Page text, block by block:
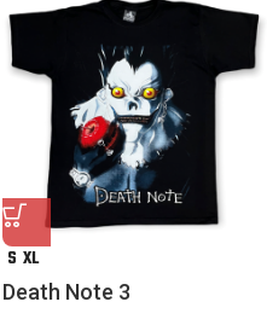
S XL
Death Note 3